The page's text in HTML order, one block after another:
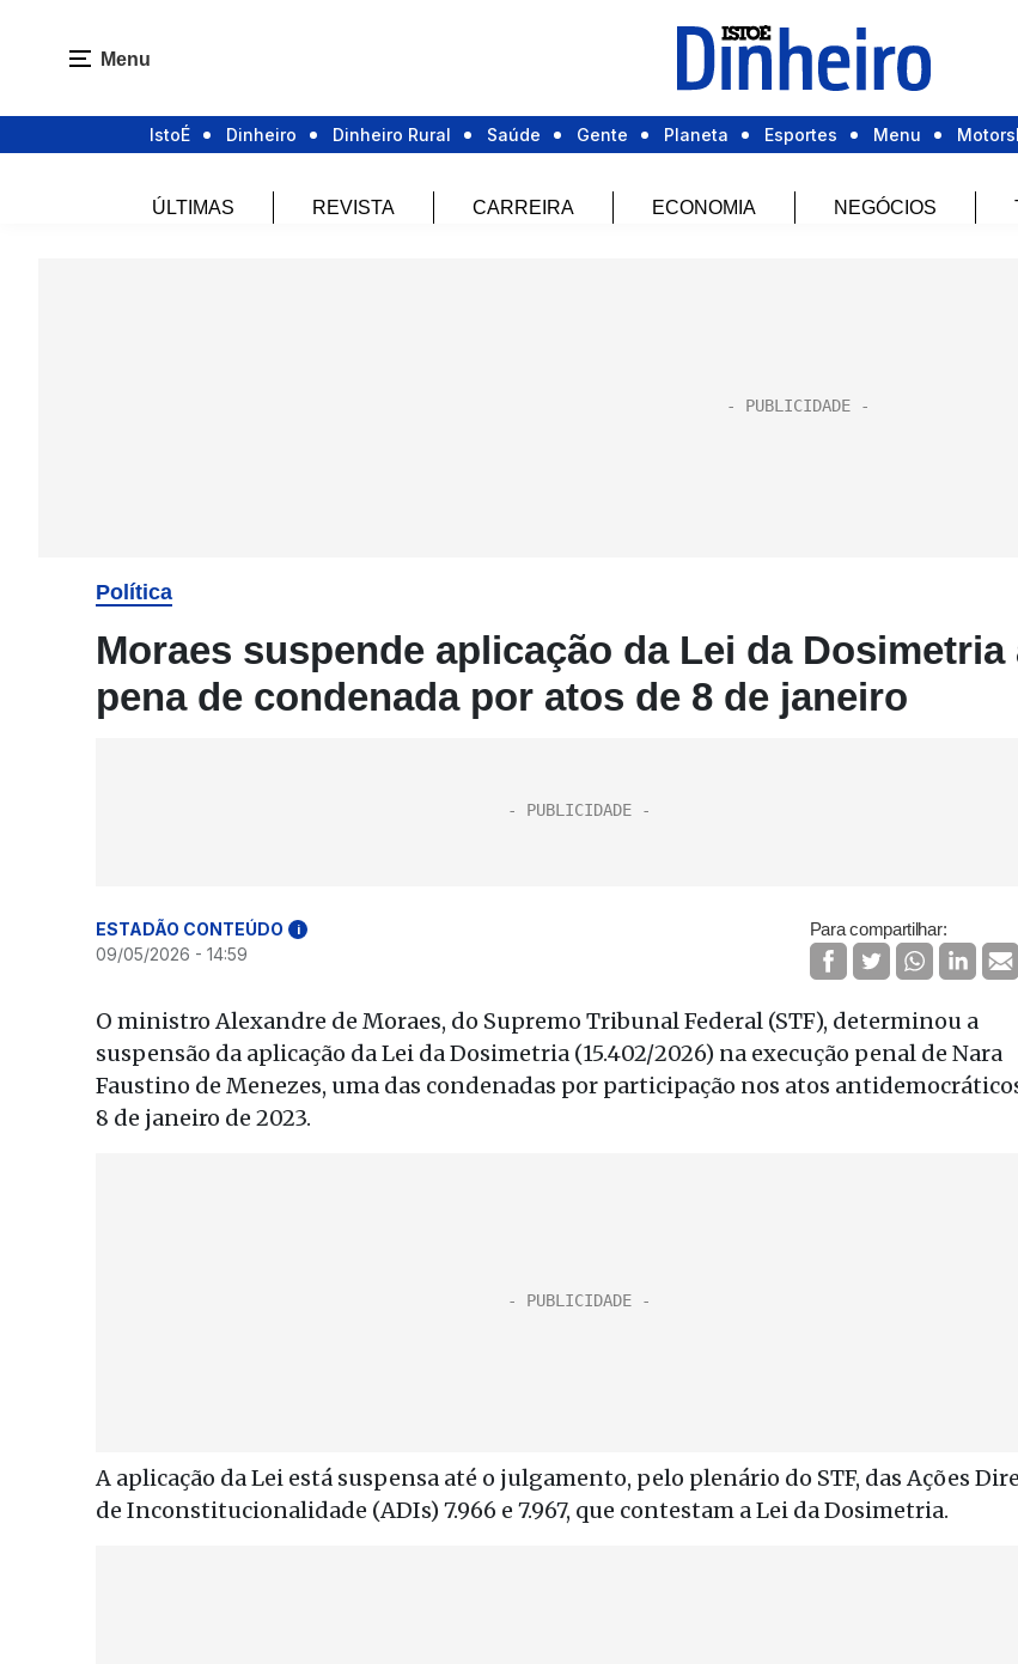
Menu
IstoÉ Dinheiro Dinheiro Rural Saúde Gente Planeta Esportes Menu
ÚLTIMAS REVISTA CARREIRA ECONOMIA NEGÓCIOS
Política
Moraes suspende aplicação da Lei da Dosimetria
pena de condenada por atos de 8 de janeiro
ESTADÃO CONTEÚDO i
09/05/2026 - 14:59
Para compartilhar:
O ministro Alexandre de Moraes, do Supremo Tribunal Federal (STF), determinou a
suspensão da aplicação da Lei da Dosimetria (15.402/2026) na execução penal de Nara
Faustino de Menezes, uma das condenadas por participação nos atos
8 de janeiro de 2023.
A aplicação da Lei está suspensa até o julgamento, pelo plenário do STF, das Ações
de Inconstitucionalidade (ADIs) 7.966 e 7.967, que contestam a Lei da Dosimetria.